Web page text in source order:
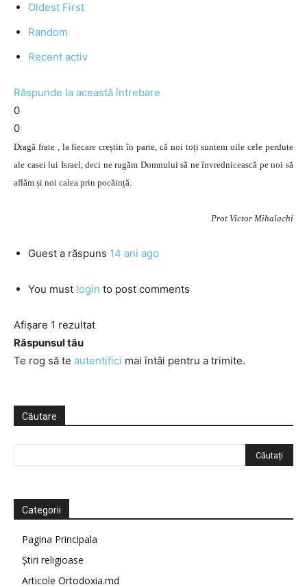
Oldest First
Random
Recent activ
Răspunde la această întrebare
0
0
Dragă frate , la fiecare creștin în parte, că noi toți suntem oile cele perdute
ale casei lui Israel, deci ne rugăm Domnului să ne învrednicească pe noi să
aflăm și noi calea prin pocăință.
Prot Victor Mihalachi
Guest a răspuns 14 ani ago
You must login to post comments
Afișare 1 rezultat
Răspunsul tău
Te rog să te autentifici mai întâi pentru a trimite.
Căutare
Categorii
Pagina Principala
Știri religioase
Articole Ortodoxia.md